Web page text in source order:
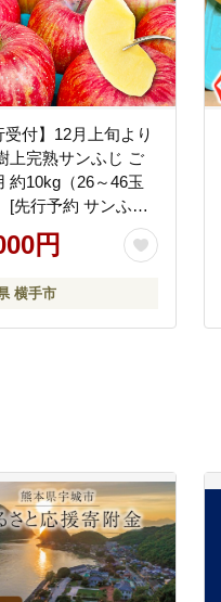
受付】12月上旬より
上完熟サンふじ ご
約10kg（26～46玉
[先行予約 サンふじ
ジ 林檎 リンゴ 家庭
い おまかせ 【りん
円
横手市